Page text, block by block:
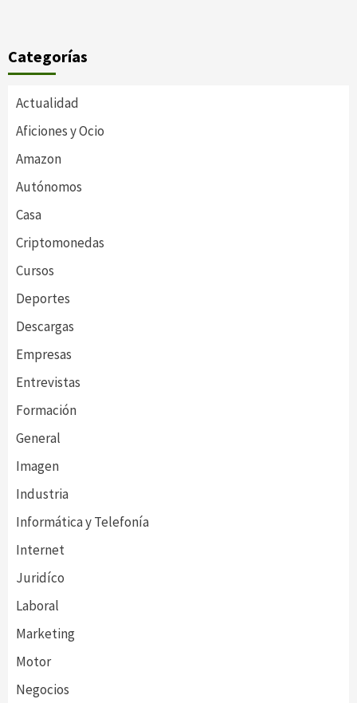
Categorías
Actualidad
Aficiones y Ocio
Amazon
Autónomos
Casa
Criptomonedas
Cursos
Deportes
Descargas
Empresas
Entrevistas
Formación
General
Imagen
Industria
Informática y Telefonía
Internet
Juridíco
Laboral
Marketing
Motor
Negocios